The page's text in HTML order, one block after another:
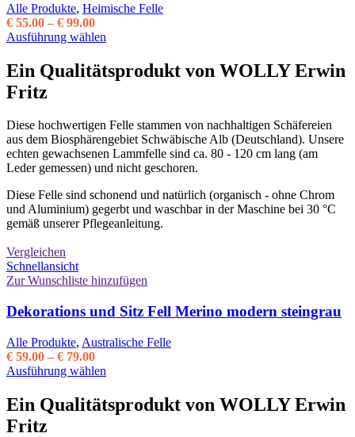
Alle Produkte, Heimische Felle
€ 55.00 – € 99.00Preisspanne:
€ 55.00
€ 99.00
Ausführung wählen
weist
mehrere
Die
Optionen
können
auf
Produktseite
gewählt
werden
Ein Qualitätsprodukt von WOLLY Erwin
Fritz
Diese hochwertigen Felle stammen von nachhaltigen Schäfereien
aus dem Biosphärengebiet Schwäbische Alb (Deutschland). Unsere
echten gewachsenen Lammfelle sind ca. 80 - 120 cm lang (am
Leder gemessen) und nicht geschoren.
Diese Felle sind schonend und natürlich (organisch - ohne Chrom
und Aluminium) gegerbt und waschbar in der Maschine bei 30 °C
gemäß unserer Pflegeanleitung.
Vergleichen
Schnellansicht
Zur Wunschliste hinzufügen
Dekorations und Sitz Fell Merino modern steingrau
Alle Produkte, Australische Felle
€ 59.00 – € 79.00Preisspanne:
€ 59.00
€ 79.00
Ausführung wählen
weist
mehrere
Ein Qualitätsprodukt von WOLLY Erwin
Fritz